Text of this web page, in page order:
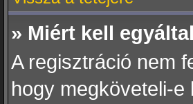
» Miért kell
A regisztráció nem
hogy megköveteli-